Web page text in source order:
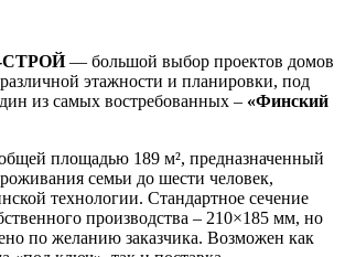
— большой выбор проектов домов
этажности и планировки, под
из самых востребованных – «Финский
площадью 189 м², предназначенный
семьи до шести человек,
технологии. Стандартное сечение
производства – 210×185 мм, но
по желанию заказчика. Возможен как